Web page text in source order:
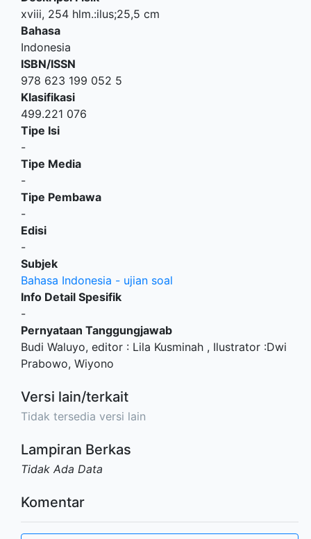
xviii, 254 hlm.:ilus;25,5 cm
Bahasa
Indonesia
ISBN/ISSN
978 623 199 052 5
Klasifikasi
499.221 076
Tipe Isi
-
Tipe Media
-
Tipe Pembawa
-
Edisi
-
Subjek
Bahasa Indonesia - ujian soal
Info Detail Spesifik
-
Pernyataan Tanggungjawab
Budi Waluyo, editor : Lila Kusminah , Ilustrator :Dwi
Prabowo, Wiyono
Versi lain/terkait
Tidak tersedia versi lain
Lampiran Berkas
Tidak Ada Data
Komentar